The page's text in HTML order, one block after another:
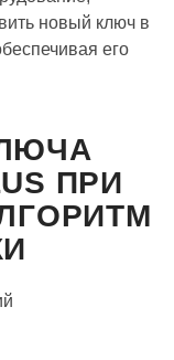
новый ключ в
его
ПРИ